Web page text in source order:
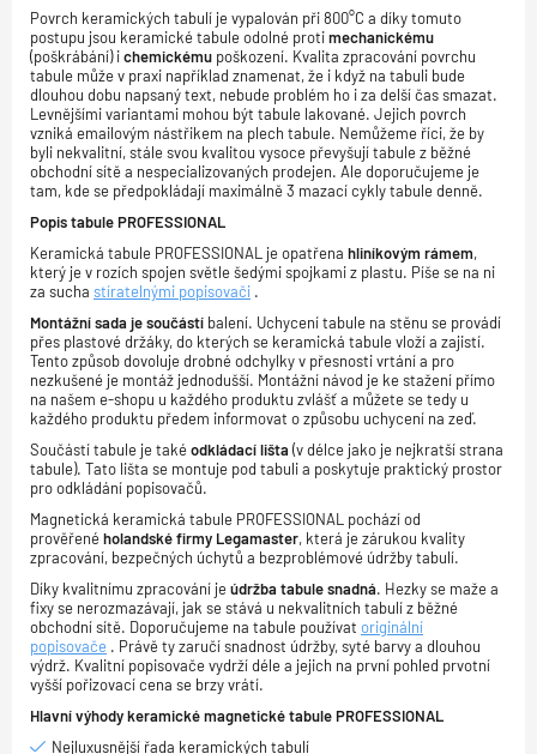
Povrch keramických tabulí je vypalován při 800°C a díky tomuto
postupu jsou keramické tabule odolné protimechanickému
(poškrábání) ichemickému poškození. Kvalita zpracování povrchu
tabule může v praxi například znamenat, že i když na tabuli bude
dlouhou dobu napsaný text, nebude problém ho i za delší čas smazat.
Levnějšími variantami mohou být tabule lakované. Jejich povrch
vzniká emailovým nástřikem na plech tabule. Nemůžeme říci, že by
byli nekvalitní, stále svou kvalitou vysoce převyšují tabule z běžné
obchodní sítě a nespecializovaných prodejen. Ale doporučujeme je
tam, kde se předpokládají maximálně 3 mazací cykly tabule denně.
Popis tabule PROFESSIONAL
Keramická tabule PROFESSIONAL je opatřena hliníkovým rámem,
který je v rozích spojen světle šedými spojkami z plastu. Píše se na ni
za sucha stíratelnými popisovači .
Montážní sada je součástí balení. Uchycení tabule na stěnu se provádí
přes plastové držáky, do kterých se keramická tabule vloží a zajistí.
Tento způsob dovoluje drobné odchylky v přesnosti vrtání a pro
nezkušené je montáž jednodušší. Montážní návod je ke stažení přímo
na našem e-shopu u každého produktu zvlášť a můžete se tedy u
každého produktu předem informovat o způsobu uchycení na zeď.
Součástí tabule je takéodkládací lišta (v délce jako je nejkratší strana
tabule). Tato lišta se montuje pod tabuli a poskytuje praktický prostor
pro odkládání popisovačů.
Magnetická keramická tabule PROFESSIONAL pochází od
prověřenéholandské firmy Legamaster, která je zárukou kvality
zpracování, bezpečných úchytů a bezproblémové údržby tabulí.
Díky kvalitnímu zpracování jeúdržba tabule snadná. Hezky se maže a
fixy se nerozmazávají, jak se stává u nekvalitních tabulí z běžné
obchodní sítě. Doporučujeme na tabule používat originální
popisovače . Právě ty zaručí snadnost údržby, syté barvy a dlouhou
výdrž. Kvalitní popisovače vydrží déle a jejich na první pohled prvotní
vyšší pořizovací cena se brzy vrátí.
Hlavní výhody keramické magnetické tabule PROFESSIONAL
Nejluxusnější řada keramických tabulí